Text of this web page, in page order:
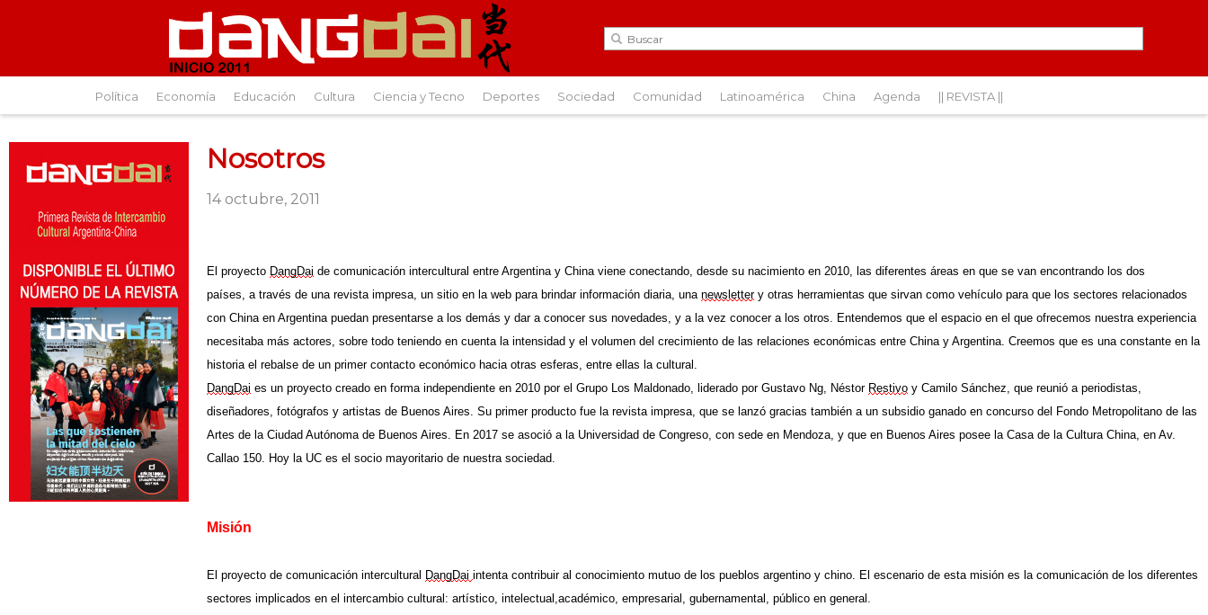
Política Economía Educación Cultura Ciencia y Tecno Deportes Sociedad Comunidad Latinoamérica China Agenda || REVISTA ||
Nosotros
14 octubre, 2011
El proyecto DangDai de comunicación intercultural entre Argentina y China viene conectando, desde su nacimiento en 2010, las diferentes áreas en que se van encontrando los dos
países, a través de una revista impresa, un sitio en la web para brindar información diaria, una newslettery otras herramientas que sirvan como vehículo para que los sectores relacionados
con China en Argentina puedan presentarse a los demás y dar a conocer sus novedades, y a la vez conocer a los otros. Entendemos que el espacio en el que ofrecemos nuestra experiencia
necesitaba más actores, sobre todo teniendo en cuenta la intensidad y el volumen del crecimiento de las relaciones económicas entre China y Argentina. Creemos que es una constante en la
historia el rebalse de un primer contacto económico hacia otras esferas, entre ellas la cultural.
DangDai es un proyecto creado en formaindependiente en 2010 por e l Grupo Los Maldonado, liderado por Gustavo Ng, Néstor Restivo y Camilo Sánchez, que reunió a periodistas,
diseñadores, fotógrafos y artistas de Buenos Aires. Su primer producto fue la revista impresa, que se lanzó gracias también a un subsidio ganado en concurso del Fondo Metropolitano de las
Artes de la Ciudad Autónoma de Buenos Aires. En 2017 se asoció a la Universidad de Congreso, con sede en Mendoza, y que en Buenos Aires posee la Casa de la Cultura China, en Av.
Callao 150. Hoy la UC es el socio mayoritario de nuestra sociedad.
Misión
El proyecto de comunicación intercultural DangDai intenta contribuir al conocimiento mutuo de los pueblos argentino y chino. El escenario de esta misión es la comunicación de los diferentes
sectores implicados en el intercambio cultural: artístico, intelectual,académico, empresarial, gubernamental, público en general.